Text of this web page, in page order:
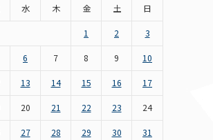
水 木 金 土
日
1
2
3
6 7 8 9
10
13 14 15 16
17
20 21 22 23
24
27 28 29 30
31